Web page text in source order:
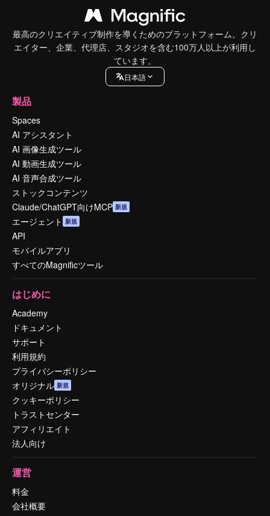
最高のクリエイティブ制作を導くためのプラットフォーム。クリ
エイター、企業、代理店、スタジオを含む100万人以上が利用し
ています。
日本語
製品
Spaces
AI アシスタント
AI 画像生成ツール
AI 動画生成ツール
AI 音声合成ツール
ストックコンテンツ
Claude/ChatGPT向けMCP 新規
エージェント 新規
API
モバイルアプリ
すべてのMagnificツール
はじめに
Academy
ドキュメント
サポート
利用規約
プライバシーポリシー
オリジナル 新規
クッキーポリシー
トラストセンター
アフィリエイト
法人向け
運営
料金
会社概要